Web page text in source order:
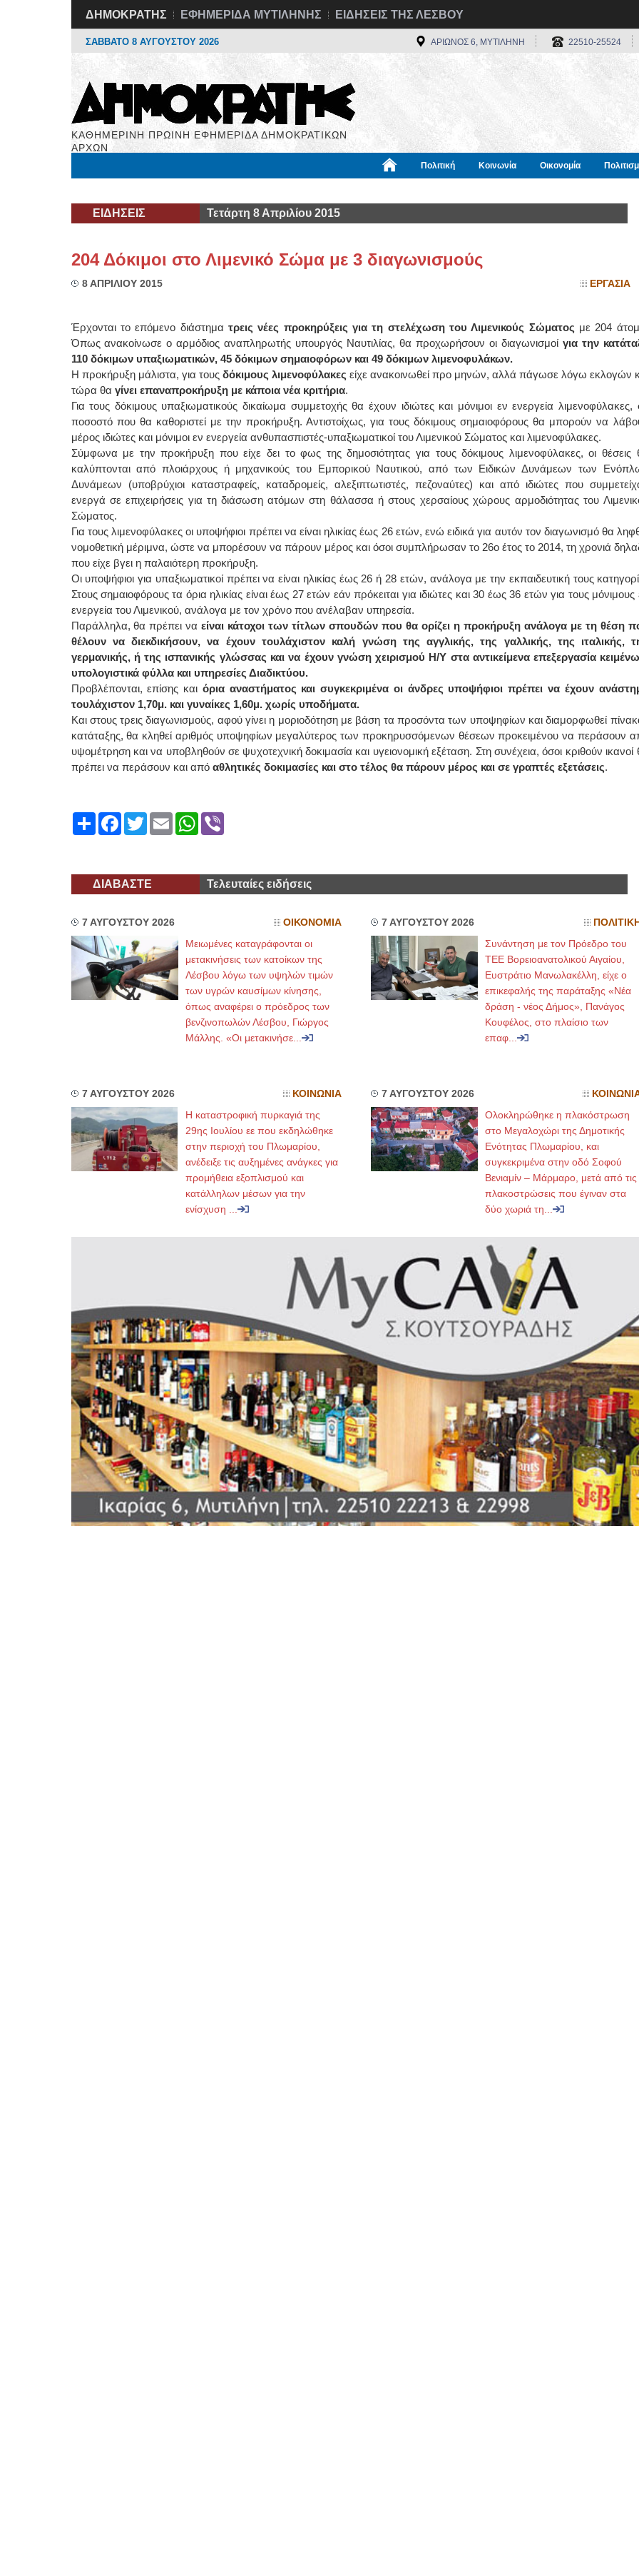
ΔΗΜΟΚΡΑΤΗΣ ΕΦΗΜΕΡΙΔΑ ΜΥΤΙΛΗΝΗΣ ΕΙΔΗΣΕΙΣ ΤΗΣ ΛΕΣΒΟΥ
ΣΑΒΒΑΤΟ 8 ΑΥΓΟΥΣΤΟΥ 2026 ΑΡΙΩΝΟΣ 6, ΜΥΤΙΛΗΝΗ 22510-25524
ΚΑΘΗΜΕΡΙΝΗ ΠΡΩΙΝΗ ΕΦΗΜΕΡΙΔΑ ΔΗΜΟΚΡΑΤΙΚΩΝ
ΑΡΧΩΝ
Πολιτική Κοινωνία Οικονομία
ΕΙΔΗΣΕΙΣ Τετάρτη 8 Απριλίου 2015
204 Δόκιμοι στο Λιμενικό Σώμα με 3 διαγωνισμούς
8 ΑΠΡΙΛΙΟΥ 2015 ΕΡΓΑΣΙΑ
Έρχονται το επόμενο διάστημα τρεις νέες προκηρύξεις για τη στελέχωση του Λιμενικούς Σώματος με 204
Όπως ανακοίνωσε ο αρμόδιος αναπληρωτής υπουργός Ναυτιλίας, θα προχωρήσουν οι διαγωνισμοί για την
110 δόκιμων υπαξιωματικών, 45 δόκιμων σημαιοφόρων και 49 δόκιμων λιμενοφυλάκων.
Η προκήρυξη μάλιστα, για τους δόκιμους λιμενοφύλακες είχε ανακοινωθεί προ μηνών, αλλά πάγωσε λόγω εκλογών
τώρα θα γίνει επαναπροκήρυξη με κάποια νέα κριτήρια.
Για τους δόκιμους υπαξιωματικούς δικαίωμα συμμετοχής θα έχουν ιδιώτες και μόνιμοι εν ενεργεία λιμενοφύλακες,
ποσοστό που θα καθοριστεί με την προκήρυξη. Αντιστοίχως, για τους δόκιμους σημαιοφόρους θα μπορούν να
μέρος ιδιώτες και μόνιμοι εν ενεργεία ανθυπασπιστές-υπαξιωματικοί του Λιμενικού Σώματος και λιμενοφύλακες.
Σύμφωνα με την προκήρυξη που είχε δει το φως της δημοσιότητας για τους δόκιμους λιμενοφύλακες, οι θέσεις
καλύπτονται από πλοιάρχους ή μηχανικούς του Εμπορικού Ναυτικού, από των Ειδικών Δυνάμεων των
Δυνάμεων (υποβρύχιοι καταστραφείς, καταδρομείς, αλεξιπτωτιστές, πεζοναύτες) και από ιδιώτες που
ενεργά σε επιχειρήσεις για τη διάσωση ατόμων στη θάλασσα ή στους χερσαίους χώρους αρμοδιότητας του
Σώματος.
Για τους λιμενοφύλακες οι υποψήφιοι πρέπει να είναι ηλικίας έως 26 ετών, ενώ ειδικά για αυτόν τον διαγωνισμό θα
νομοθετική μέριμνα, ώστε να μπορέσουν να πάρουν μέρος και όσοι συμπλήρωσαν το 26ο έτος το 2014, τη χρονιά
που είχε βγει η παλαιότερη προκήρυξη.
Οι υποψήφιοι για υπαξιωματικοί πρέπει να είναι ηλικίας έως 26 ή 28 ετών, ανάλογα με την εκπαιδευτική τους
Στους σημαιοφόρους τα όρια ηλικίας είναι έως 27 ετών εάν πρόκειται για ιδιώτες και 30 έως 36 ετών για τους μόνιμους
ενεργεία του Λιμενικού, ανάλογα με τον χρόνο που ανέλαβαν υπηρεσία.
Παράλληλα, θα πρέπει ναείναι κάτοχοι των τίτλων σπουδών που θα ορίζει η προκήρυξη ανάλογα με τη θέση
θέλουν να διεκδικήσουν, να έχουν τουλάχιστον καλή γνώση της αγγλικής, της γαλλικής, της ιταλικής,
γερμανικής, ή της ισπανικής γλώσσας και να έχουν γνώση χειρισμού Η/Υ στα αντικείμενα επεξεργασία
υπολογιστικά φύλλα και υπηρεσίες Διαδικτύου.
Προβλέπονται, επίσης και όρια αναστήματος και συγκεκριμένα οι άνδρες υποψήφιοι πρέπει να έχουν
τουλάχιστον 1,70μ. και γυναίκες 1,60μ. χωρίς υποδήματα.
Και στους τρεις διαγωνισμούς, αφού γίνει η μοριοδότηση με βάση τα προσόντα των υποψηφίων και διαμορφωθεί
κατάταξης, θα κληθεί αριθμός υποψηφίων μεγαλύτερος των προκηρυσσόμενων θέσεων προκειμένου να περάσουν
υψομέτρηση και να υποβληθούν σε ψυχοτεχνική δοκιμασία και υγειονομική εξέταση. Στη συνέχεια, όσοι κριθούν ικανοί
πρέπει να περάσουν και από αθλητικές δοκιμασίες και στο τέλος θα πάρουν μέρος και σε γραπτές εξετάσεις.
ShareFacebook
TwitterEmailWhatsApp
Viber
ΔΙΑΒΑΣΤΕ Τελευταίες ειδήσεις
7 ΑΥΓΟΥΣΤΟΥ 2026 ΟΙΚΟΝΟΜΙΑ
Μειωμένες καταγράφονται οι
μετακινήσεις των κατοίκων της
Λέσβου λόγω των υψηλών τιμών
των υγρών καυσίμων κίνησης,
όπως αναφέρει ο πρόεδρος των
βενζινοπωλών Λέσβου, Γιώργος
Μάλλης. «Οι μετακινήσε...
7 ΑΥΓΟΥΣΤΟΥ 2026 ΠΟΛΙΤΙΚΗ
Συνάντηση με τον Πρόεδρο του
ΤΕΕ Βορειοανατολικού Αιγαίου,
Ευστράτιο Μανωλακέλλη, είχε ο
επικεφαλής της παράταξης «Νέα
δράση - νέος Δήμος», Πανάγος
Κουφέλος, στο πλαίσιο των
επαφ...
7 ΑΥΓΟΥΣΤΟΥ 2026 ΚΟΙΝΩΝΙΑ
Η καταστροφική πυρκαγιά της
29ης Ιουλίου εε που εκδηλώθηκε
στην περιοχή του Πλωμαρίου,
ανέδειξε τις αυξημένες ανάγκες για
προμήθεια εξοπλισμού και
κατάλληλων μέσων για την
ενίσχυση ...
7 ΑΥΓΟΥΣΤΟΥ 2026
Ολοκληρώθηκε η πλακόστρωση
στο Μεγαλοχώρι της Δημοτικής
Ενότητας Πλωμαρίου, και
συγκεκριμένα στην οδό Σοφού
Βενιαμίν – Μάρμαρο, μετά από τις
πλακοστρώσεις που έγιναν στα
δύο χωριά τη...
ΧΕΙΡΟΥΡΓΟΣ
Διδάκτωρ Ιατρικής Σχολής
Πανεπιστημίου Αθηνών
Καλλιπόλεως 3,Νέα Σμύρνη,
τηλ:210-9320215
Καβέτσου 10, Μυτιλήνη, τηλ:
2251038065